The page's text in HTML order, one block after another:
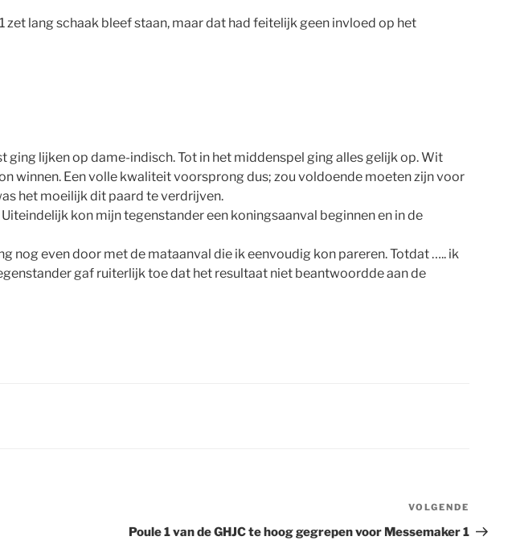
lang schaak bleef staan, maar dat had feitelijk geen invloed op het
lijken op dame-indisch. Tot in het middenspel ging alles gelijk op. Wit
winnen. Een volle kwaliteit voorsprong dus; zou voldoende moeten zijn voor
het moeilijk dit paard te verdrijven.
kon mijn tegenstander een koningsaanval beginnen en in de
nog even door met de mataanval die ik eenvoudig kon pareren. Totdat ….. ik
gaf ruiterlijk toe dat het resultaat niet beantwoordde aan de
VOLGENDE
Poule 1 van de GHJC te hoog gegrepen voor Messemaker 1